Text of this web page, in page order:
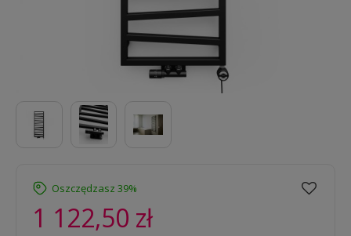
Oszczędzasz 39%
1 122,50 zł